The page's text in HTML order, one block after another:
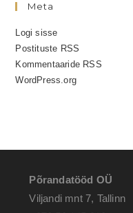
Meta
Logi sisse
Postituste RSS
Kommentaaride RSS
WordPress.org
Põrandatööd OÜ
Viljandi mnt 7, Tallinn